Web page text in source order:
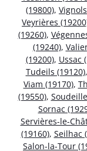
(19800),
Veyrières
(19260),
(19240),
(19200), Ussac
Tudeils (19120),
Viam (19170),
(19550),
Sornac
Servières-le-
(19160), Seilhac
Salon-la-Tour